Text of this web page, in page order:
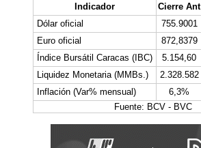
Indicador Cierre Ant
Dólar oficial
755.9001
Euro oficial
872,8379
Índice Bursátil Caracas (IBC)
5.154,60
Liquidez Monetaria (MMBs.)
2.328.582
Inflación (Var% mensual)
6,3%
Fuente: BCV - BVC